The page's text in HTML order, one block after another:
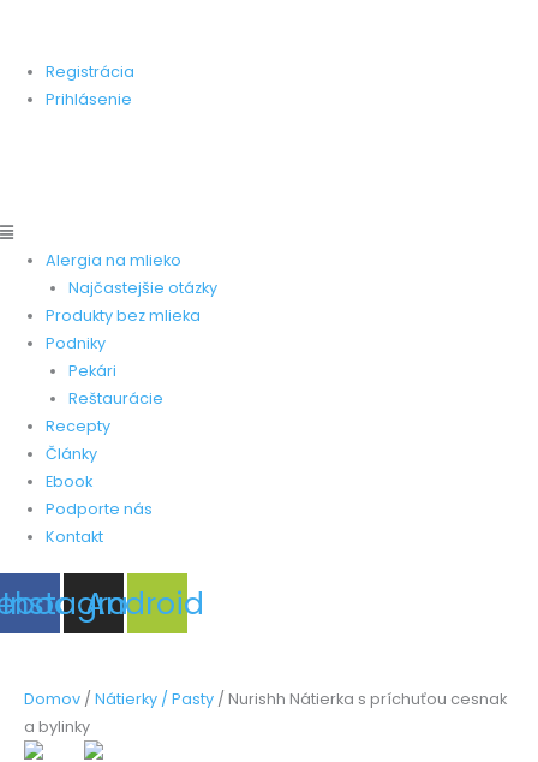
obsahRegistrácia
Prihlásenie
Alergia na mlieko
Najčastejšie otázky
Produkty bez mlieka
Podniky
Pekári
Reštaurácie
Recepty
Články
Ebook
Podporte nás
Kontakt
Instagram
Android
Domov / Nátierky / Pasty / Nurishh Nátierka s príchuťou cesnak
a bylinky